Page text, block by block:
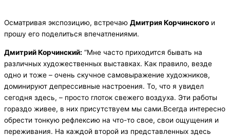
Осматривая экспозицию, встречаю Дмитрия Корчинского и
прошу его поделиться впечатлениями.
Дмитрий Корчинский: “Мне часто приходится бывать на
различных художественных выставках. Как правило, везде
одно и тоже – очень скучное самовыражение художников,
доминируют депрессивные настроения. То, что я увидел
сегодня здесь, – просто глоток свежего воздуха. Эти работы
гораздо живее, в них присутствуем мы сами.Всегда интересно
обрести тонкую рефлексию на что-то свое, свои ощущения и
переживания. На каждой второй из представленных здесь